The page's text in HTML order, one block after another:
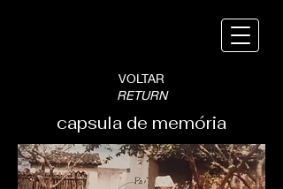
VOLTAR
RETURN
capsula de memória